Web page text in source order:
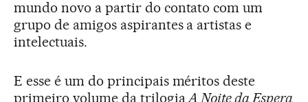
mundo novo a partir do contato com um
grupo de amigos aspirantes a artistas e
intelectuais.
E esse é um do principais méritos deste
primeiro volume da trilogiaA Noite da Espera